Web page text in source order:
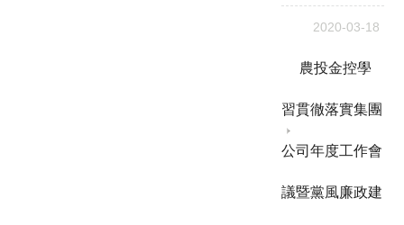
2020-03-18
農投金控學
習貫徹落實集團
公司年度工作會
議暨黨風廉政建